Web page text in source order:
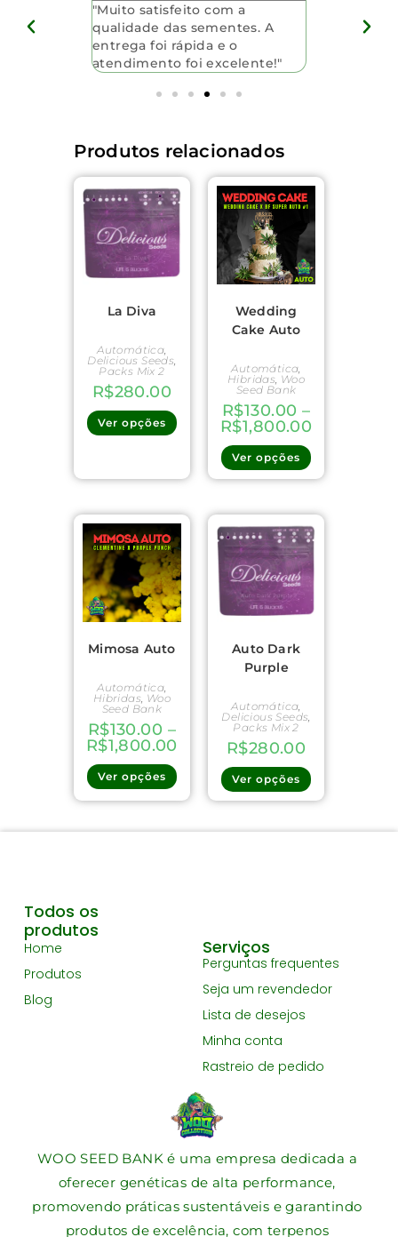
"Muito satisfeito com a
qualidade das sementes. A
entrega foi rápida e o
atendimento foi excelente!"
Produtos relacionados
La Diva
Automática
Delicious Seeds
Packs Mix 2
R$280.00
Ver opções
Wedding
Cake Auto
Automática
Hibridas Woo
Seed Bank
R$130.00 –
R$1,800.00
Ver opções
Mimosa Auto
Automática
Hibridas Woo
Seed Bank
R$130.00 –
R$1,800.00
Ver opções
Auto Dark
Purple
Automática
Delicious Seeds
Packs Mix 2
R$280.00
Ver opções
WOO SEED BANK é uma empresa dedicada a
oferecer genéticas de alta performance,
promovendo práticas sustentáveis e garantindo
produtos de excelência, com terpenos
Todos os
produtos
Home
Produtos
Blog
Serviços
Perguntas frequentes
Seja um revendedor
Lista de desejos
Minha conta
Rastreio de pedido